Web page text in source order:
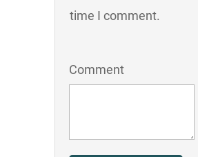
time I comment.
Comment